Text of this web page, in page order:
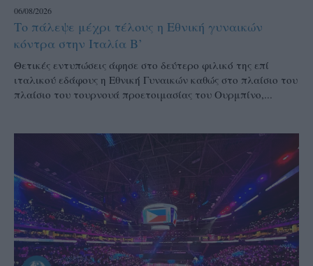
06/08/2026
Το πάλεψε μέχρι τέλους η Εθνική γυναικών
κόντρα στην Ιταλία Β’
Θετικές εντυπώσεις άφησε στο δεύτερο φιλικό της επί
ιταλικού εδάφους η Εθνική Γυναικών καθώς στο πλαίσιο του
πλαίσιο του τουρνουά προετοιμασίας του Ουρμπίνο,...